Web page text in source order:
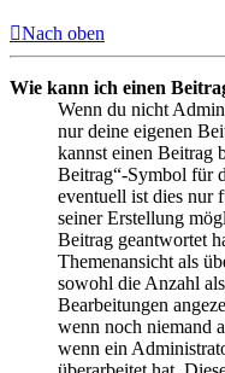
Nach oben
Wie kann ich einen
Wenn du nicht
nur deine eigenen
kannst einen Beitrag
Beitrag“-Symbol für
eventuell ist dies nur
seiner Erstellung
Beitrag geantwortet
Themenansicht als
sowohl die Anzahl
Bearbeitungen
wenn noch niemand
wenn ein